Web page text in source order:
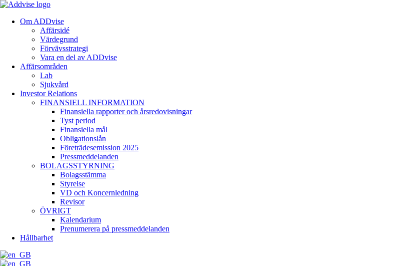
Om ADDvise
Affärsidé
Värdegrund
Förvävsstrategi
Vara en del av ADDvise
Affärsområden
Lab
Sjukvård
Investor Relations
FINANSIELL INFORMATION
Finansiella rapporter och årsredovisningar
Tyst period
Finansiella mål
Obligationslån
Företrädesemission 2025
Pressmeddelanden
BOLAGSSTYRNING
Bolagsstämma
Styrelse
VD och Koncernledning
Revisor
ÖVRIGT
Kalendarium
Prenumerera på pressmeddelanden
Hållbarhet